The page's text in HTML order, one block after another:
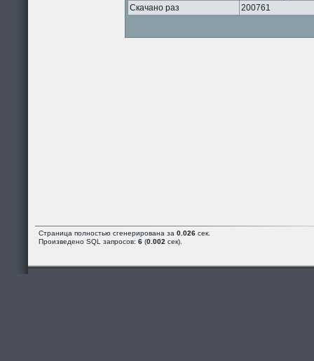
Скачано раз
200761
Страница полностью сгенерирована за 0.026 сек.
Произведено SQL запросов: 6 (0.002 сек).